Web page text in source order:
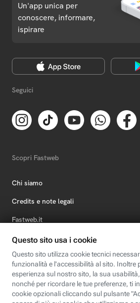
Un'app unica per
conoscere, informare,
ispirare
Seguici
Scopri Fastweb
Chi siamo
Credits e note legali
Fastweb.it
Formazione
Fastweb Digital Academy
STEP FuturAbility District